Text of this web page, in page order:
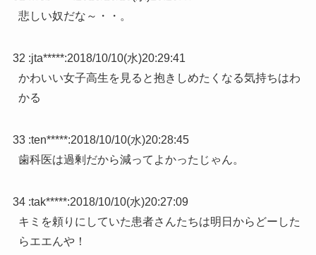
悲しい奴だな～・・。
32 :jta*****:2018/10/10(水)20:29:41
かわいい女子高生を見ると抱きしめたくなる気持ちはわ
かる
33 :ten*****:2018/10/10(水)20:28:45
歯科医は過剰だから減ってよかったじゃん。
34 :tak*****:2018/10/10(水)20:27:09
キミを頼りにしていた患者さんたちは明日からどーした
らエエんや！